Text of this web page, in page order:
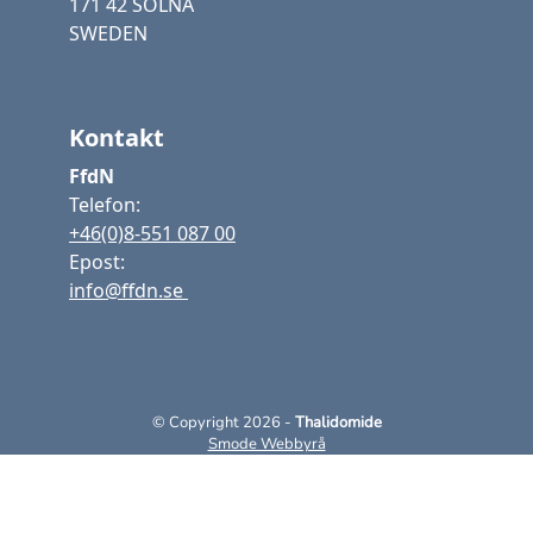
SWEDEN
Kontakt
FfdN
Telefon:
+46(0)8-551 087 00
Epost:
info@ffdn.se
© Copyright 2026 - Thalidomide
Smode Webbyrå